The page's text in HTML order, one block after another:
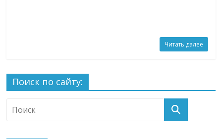
Читать далее
Поиск по сайту: